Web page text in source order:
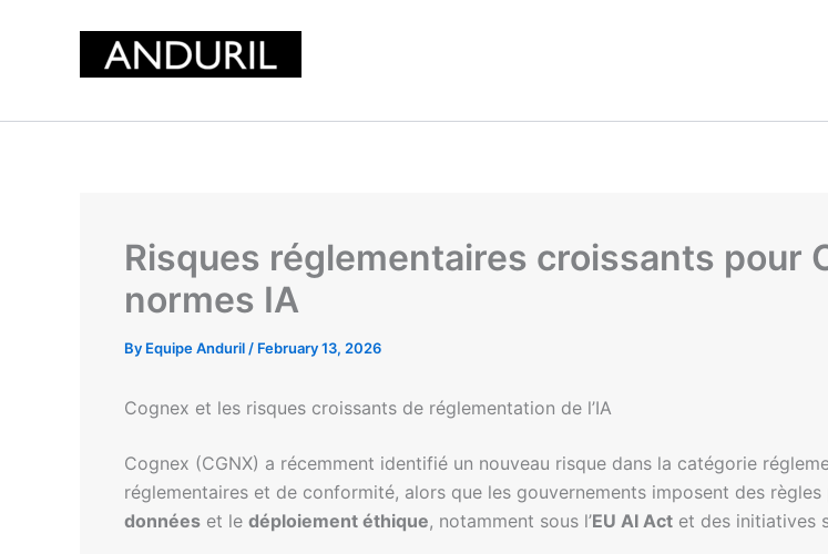
Risques réglementaires croissants pour
normes IA
By Equipe Anduril / February 13, 2026
Cognex et les risques croissants de réglementation de l’IA
Cognex (CGNX) a récemment identifié un nouveau risque dans la catégorie
réglementaires et de conformité, alors que les gouvernements imposent des
données et le déploiement éthique, notamment sous l’EU AI Act et des initiatives